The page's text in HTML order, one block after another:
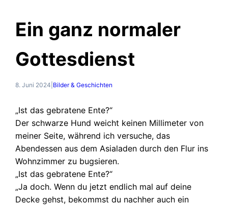
Ein ganz normaler
Gottesdienst
8. Juni 2024 Bilder & Geschichten
„Ist das gebratene Ente?“
Der schwarze Hund weicht keinen Millimeter von
meiner Seite, während ich versuche, das
Abendessen aus dem Asialaden durch den Flur ins
Wohnzimmer zu bugsieren.
„Ist das gebratene Ente?“
„Ja doch. Wenn du jetzt endlich mal auf deine
Decke gehst, bekommst du nachher auch ein